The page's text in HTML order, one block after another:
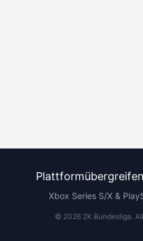
Xbox Series S/X &
© 20262K Bundesliga.